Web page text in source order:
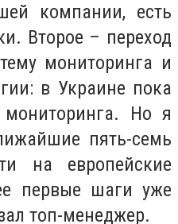
компании, есть
Второе – переход
мониторинга и
в Украине пока
мониторинга. Но я
пять-семь
на европейские
первые шаги уже
топ-менеджер.